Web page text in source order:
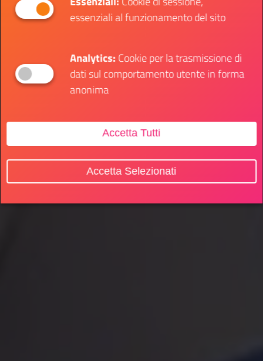
essenziali al funzionamento del sito
Analytics:Cookie per la trasmissione di
dati sul comportamento utente in forma
anonima
Accetta Tutti
Accetta Selezionati